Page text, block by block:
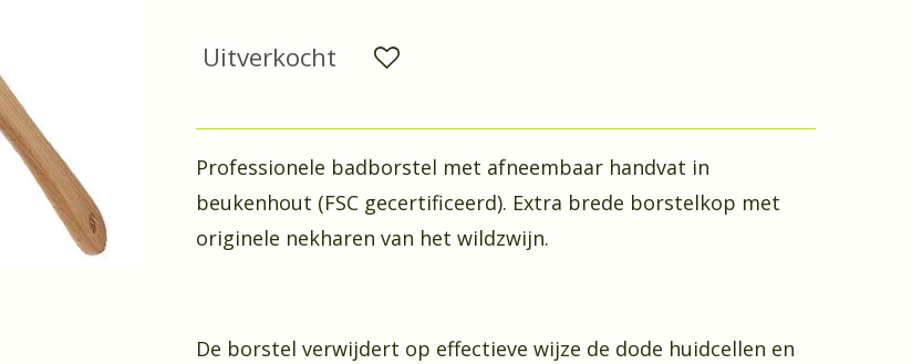
Uitverkocht
Professionele badborstel met afneembaar handvat in
beukenhout (FSC gecertificeerd). Extra brede borstelkop met
originele nekharen van het wildzwijn.
De borstel verwijdert op effectieve wijze de dode huidcellen en